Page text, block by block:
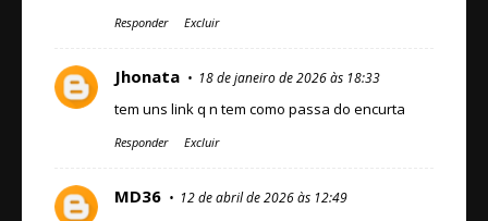
Responder Excluir
Jhonata 18 de janeiro de 2026 às 18:33
tem uns link q n tem como passa do encurta
Responder Excluir
MD36 12 de abril de 2026 às 12:49